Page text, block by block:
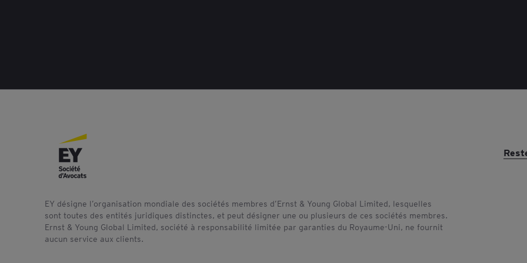
EY désigne l’organisation mondiale des sociétés membres d’Ernst & Young Global Limited, lesquelles
sont toutes des entités juridiques distinctes, et peut désigner une ou plusieurs de ces sociétés membres.
Ernst & Young Global Limited, société à responsabilité limitée par garanties du Royaume-Uni, ne fournit
aucun service aux clients.